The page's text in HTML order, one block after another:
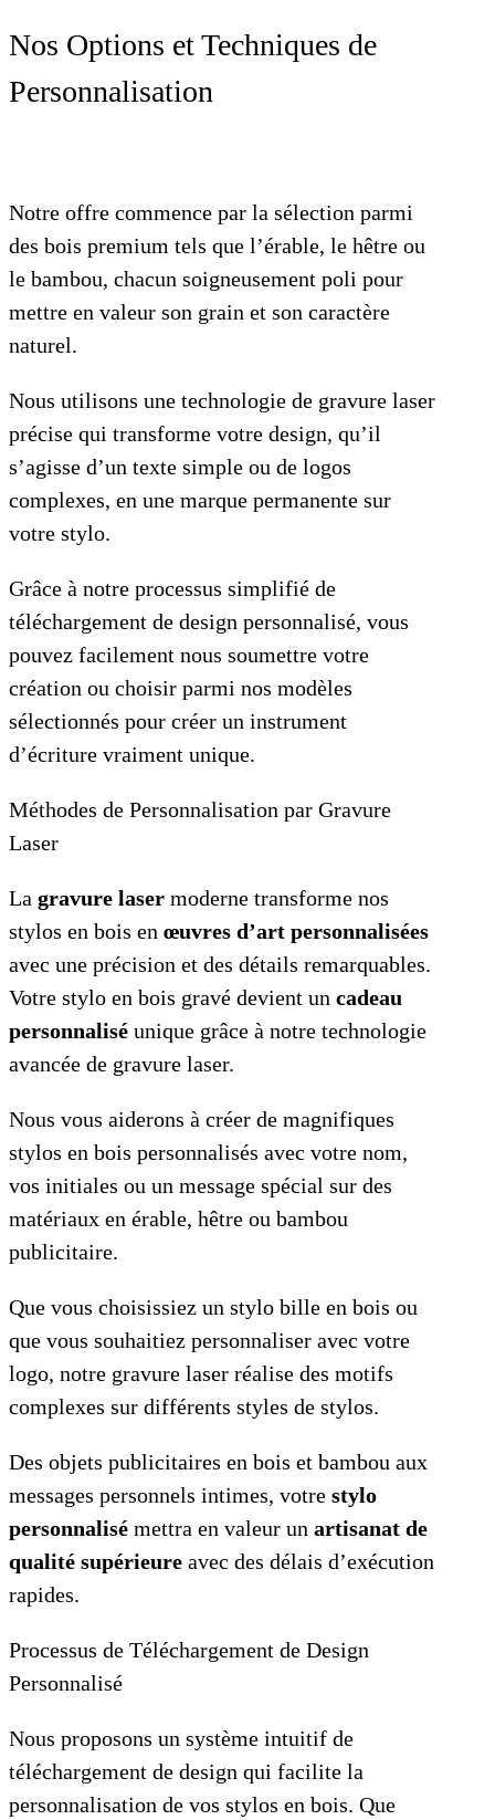
Nos Options et Techniques de
Personnalisation
Notre offre commence par la sélection parmi
des bois premium tels que l’érable, le hêtre ou
le bambou, chacun soigneusement poli pour
mettre en valeur son grain et son caractère
naturel.
Nous utilisons une technologie de gravure laser
précise qui transforme votre design, qu’il
s’agisse d’un texte simple ou de logos
complexes, en une marque permanente sur
votre stylo.
Grâce à notre processus simplifié de
téléchargement de design personnalisé, vous
pouvez facilement nous soumettre votre
création ou choisir parmi nos modèles
sélectionnés pour créer un instrument
d’écriture vraiment unique.
Méthodes de Personnalisation par Gravure
Laser
La gravure laser moderne transforme nos
stylos en bois en œuvres d’art personnalisées
avec une précision et des détails remarquables.
Votre stylo en bois gravé devient un cadeau
personnalisé unique grâce à notre technologie
avancée de gravure laser.
Nous vous aiderons à créer de magnifiques
stylos en bois personnalisés avec votre nom,
vos initiales ou un message spécial sur des
matériaux en érable, hêtre ou bambou
publicitaire.
Que vous choisissiez un stylo bille en bois ou
que vous souhaitiez personnaliser avec votre
logo, notre gravure laser réalise des motifs
complexes sur différents styles de stylos.
Des objets publicitaires en bois et bambou aux
messages personnels intimes, votre stylo
personnalisé mettra en valeur un artisanat de
qualité supérieure avec des délais d’exécution
rapides.
Processus de Téléchargement de Design
Personnalisé
Nous proposons un système intuitif de
téléchargement de design qui facilite la
personnalisation de vos stylos en bois. Que